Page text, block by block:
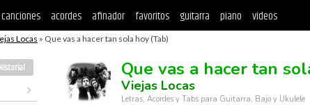
canciones acordes afinador favoritos guitarra piano videos
Locas » Que vas a hacer tan sola hoy (Tab)
Historial Que vas a hacer tan
Viejas Locas
Letras, Acordes y Tabs para Guitarra, Bajo y Ukulele